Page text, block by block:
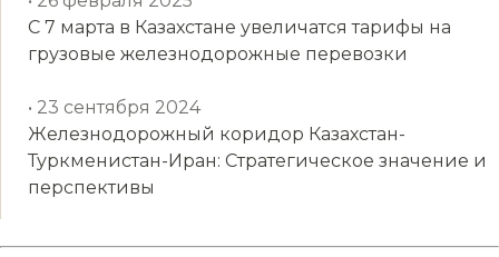
С 7 марта в Казахстане увеличатся тарифы на
грузовые железнодорожные перевозки
• 23 сентября 2024
Железнодорожный коридор Казахстан-
Туркменистан-Иран: Стратегическое значение и
перспективы